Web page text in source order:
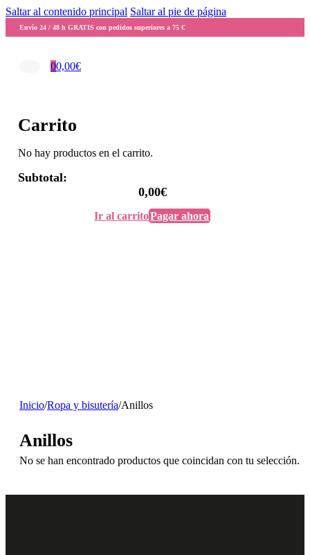
Saltar al contenido principal Saltar al pie de página
Envío 24 / 48 h GRATIS con pedidos superiores a 75 €
00,00€
Carrito
No hay productos en el carrito.
Subtotal:
0,00€
Ir al carritoPagar ahora
Inicio/Ropa y bisutería/Anillos
Anillos
No se han encontrado productos que coincidan con tu selección.